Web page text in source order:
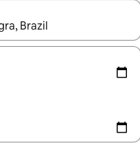
utilisez les flèches